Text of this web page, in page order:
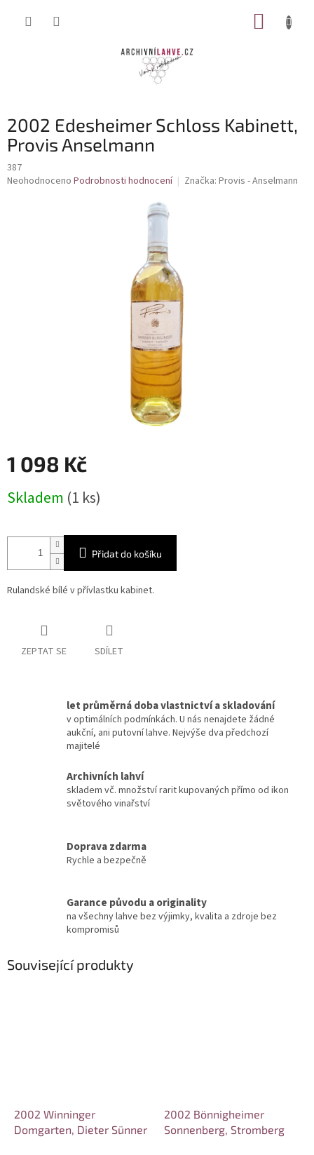
2002 Edesheimer Schloss Kabinett,
Provis Anselmann
387
Průměrné
Neohodnoceno Podrobnosti hodnocení Značka: Provis - Anselmann
1 098 Kč
cena:
Skladem (1 ks)
Přidat do košíku
Rulandské bílé v přívlastku kabinet.
ZEPTAT SE SDÍLET
let průměrná doba vlastnictví a skladování
v optimálních podmínkách. U nás nenajdete žádné
aukční, ani putovní lahve. Nejvýše dva předchozí
majitelé
Archivních lahví
skladem vč. množství rarit kupovaných přímo od ikon
světového vinařství
Doprava zdarma
Rychle a bezpečně
Garance původu a originality
na všechny lahve bez výjimky, kvalita a zdroje bez
kompromisů
Související produkty
2002 Winninger
Domgarten, Dieter Sünner
2002 Bönnigheimer
Sonnenberg, Stromberg